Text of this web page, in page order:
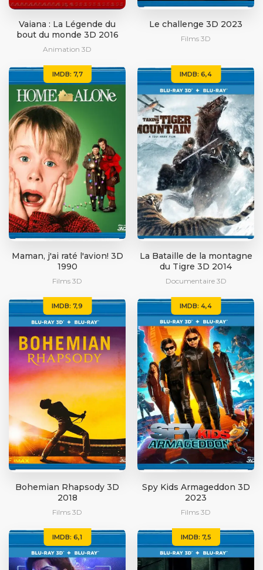
Vaiana : La Légende du
bout du monde 3D 2016
Animation 3D
Le challenge 3D 2023
Films 3D
IMDB: 7,7
Maman, j'ai raté l'avion! 3D
1990
Films 3D
IMDB: 6,4
La Bataille de la montagne
du Tigre 3D 2014
Documentaire 3D
IMDB: 7,9
Bohemian Rhapsody 3D
2018
Films 3D
IMDB: 4,4
Spy Kids Armageddon 3D
2023
Films 3D
IMDB: 6,1 IMDB: 7,5